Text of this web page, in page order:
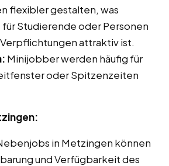
flexibler gestalten, was
Studierende oder Personen
attraktiv ist.
Minijobber werden häufig für
oder Spitzenzeiten
in Metzingen können
und Verfügbarkeit des